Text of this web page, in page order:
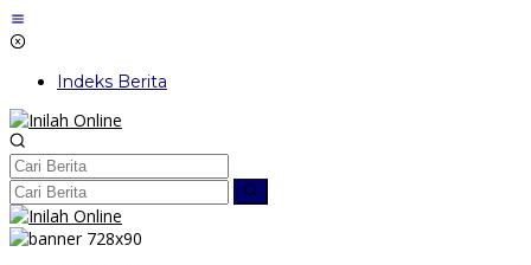
Lewati
ke
Indeks Berita